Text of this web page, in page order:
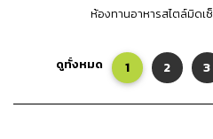
ห้องทานอาหารสไตล์มิดเ
ดูทั้งหมด 1 2 3